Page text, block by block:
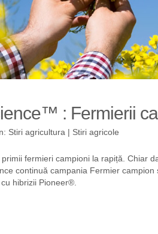
: Fermierii
Stiri agricultura | Stiri agricole
fermieri campioni la rapiță. Chiar
continuă campania Fermier
hibrizii Pioneer®.